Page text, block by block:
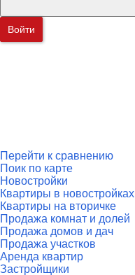
Войти
Перейти к сравнению
Поик по карте
Новостройки
Квартиры в новостройках
Квартиры на вторичке
Продажа комнат и долей
Продажа домов и дач
Продажа участков
Аренда квартир
Застройщики